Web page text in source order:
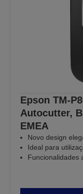
Epson TM-
Autocutter,
EMEA
Novo design
Ideal para
Funcionalidades